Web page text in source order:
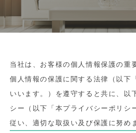
当社は、お客様の個人情報保護の重
個人情報の保護に関する法律（以下
いいます。）を遵守すると共に、以
シー（以下「本プライバシーポリシ
従い、適切な取扱い及び保護に努め